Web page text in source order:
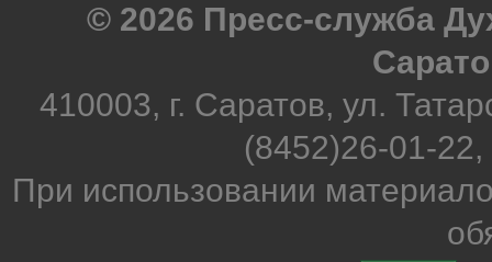
© 2026 Пресс-служба
410003, г. Саратов, ул.
(8452)26-01-
При использовании